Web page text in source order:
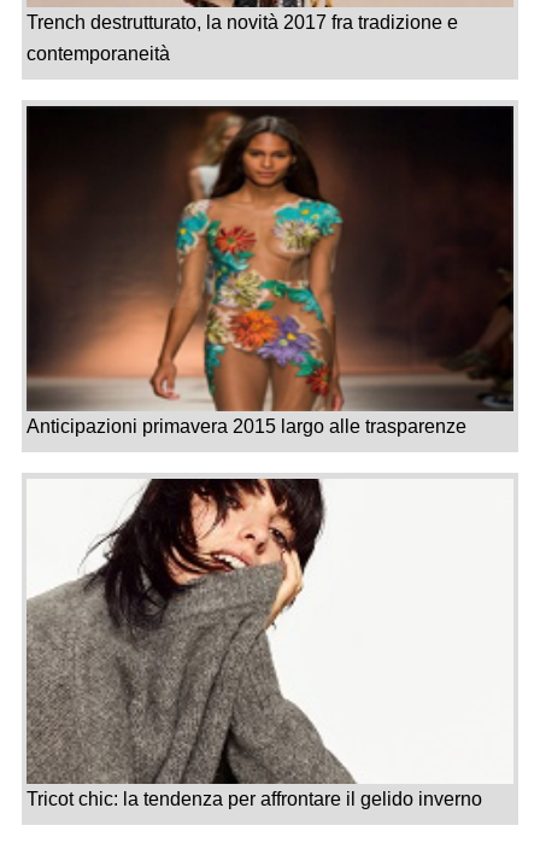
Trench destrutturato, la novità 2017 fra tradizione e
contemporaneità
Anticipazioni primavera 2015 largo alle trasparenze
Tricot chic: la tendenza per affrontare il gelido inverno